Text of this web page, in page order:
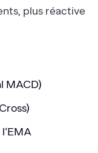
plus réactive
MACD)